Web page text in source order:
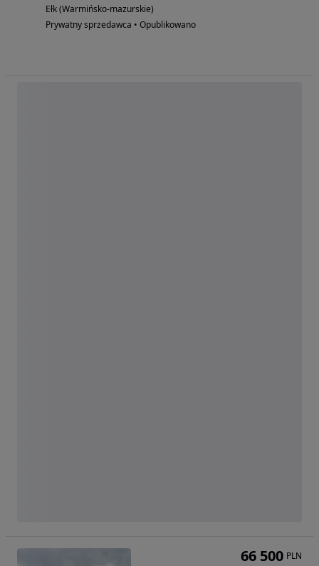
Ełk (Warmińsko-mazurskie)
Prywatny sprzedawca • Opublikowano
66 500 PLN